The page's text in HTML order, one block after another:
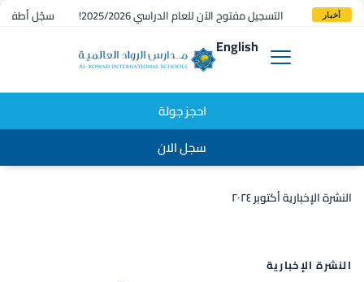
أخبار التسجيل مفتوح الآن للعام الدراسي 2025/2026! سجّل
English
احجز جولة
سجل الان
النشرة الإخبارية أكتوبر ٢٠٢٤
النشرة الإخبارية